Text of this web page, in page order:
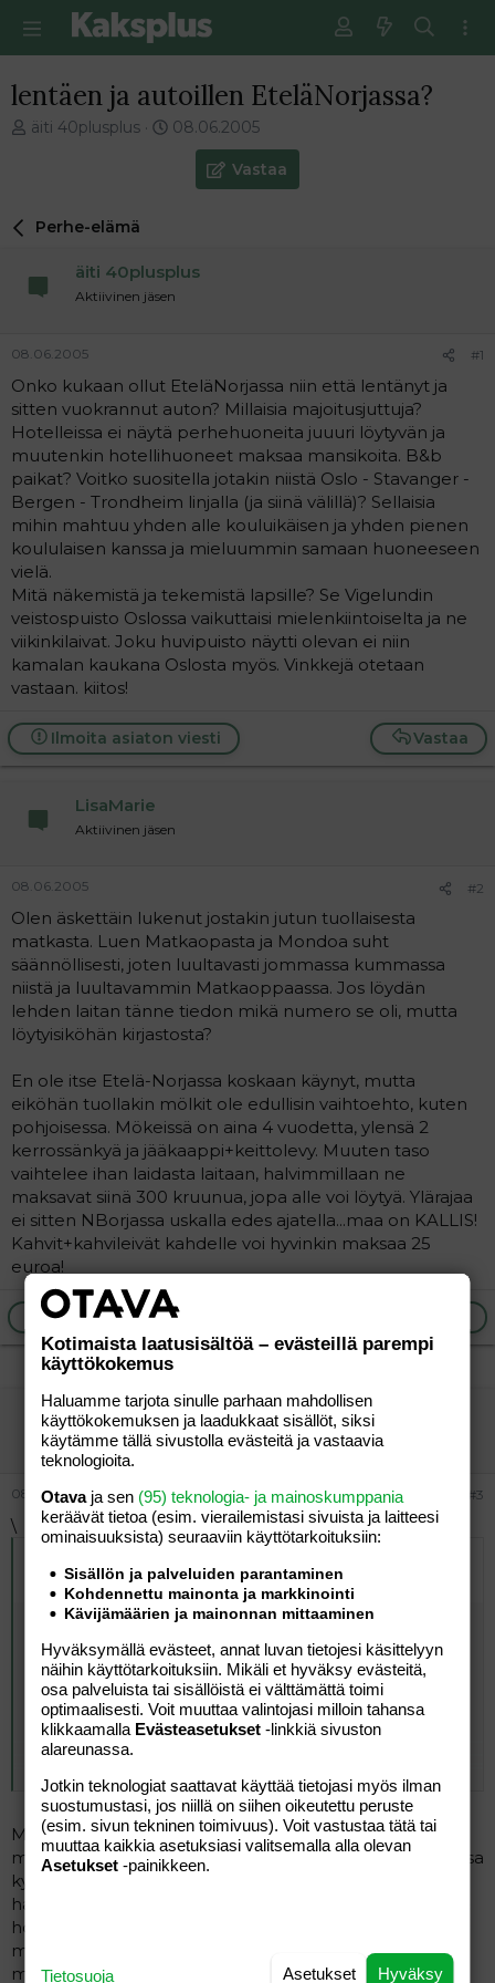
lentäen ja autoillen EteläNorjassa?
V
e
t
n
a
l
o
i
t
t
a
j
a
äiti 40plusplus
E
i
n
i
s
i
08.06.2005
Vastaa
Perhe-elämä
äiti 40plusplus
Aktiivinen jäsen
08.06.2005 #1
Onko kukaan ollut EteläNorjassa niin että lentänyt ja
sitten vuokrannut auton? Millaisia majoitusjuttuja?
Hotelleissa ei näytä perhehuoneita juuuri löytyvän ja
muutenkin hotellihuoneet maksaa mansikoita. B&b
paikat? Voitko suositella jotakin niistä Oslo - Stavanger -
Bergen - Trondheim linjalla (ja siinä välillä)? Sellaisia
mihin mahtuu yhden alle kouluikäisen ja yhden pienen
koululaisen kanssa ja mieluummin samaan huoneeseen
vielä.
Mitä näkemistä ja tekemistä lapsille? Se Vigelundin
veistospuisto Oslossa vaikuttaisi mielenkiintoiselta ja ne
viikinkilaivat. Joku huvipuisto näytti olevan ei niin
kamalan kaukana Oslosta myös. Vinkkejä otetaan
vastaan. kiitos!
Vastaa
Ilmoita asiaton viesti
LisaMarie
Aktiivinen jäsen
08.06.2005 #2
Olen äskettäin lukenut jostakin jutun tuollaisesta
matkasta. Luen Matkaopasta ja Mondoa suht
säännöllisesti, joten luultavasti jommassa kummassa
niistä ja luultavammin Matkaoppaassa. Jos löydän
lehden laitan tänne tiedon mikä numero se oli, mutta
löytyisiköhän kirjastosta?
En ole itse Etelä-Norjassa koskaan käynyt, mutta
eiköhän tuollakin mölkit ole edullisin vaihtoehto, kuten
pohjoisessa. Mökeissä on aina 4 vuodetta, ylensä 2
kerrossänkyä ja jääkaappi+keittolevy. Muuten taso
vaihtelee ihan laidasta laitaan, halvimmillaan ne
maksavat siinä 300 kruunua, jopa alle voi löytyä. Ylärajaa
ei sitten NBorjassa uskalla edes ajatella...maa on KALLIS!
Kahvit+kahvileivät kahdelle voi hyvinkin maksaa 25
euroa!
Ilmoita asiaton viesti
äiti 40plusplus
Aktiivinen jäsen
08.06.2005 #3
\
kirjoitti:
Olen äskettäin lukenut jostakin jutun tuollaisesta
matkasta. Luen Matkaopasta ja Mondoa suht
säännöllisesti, joten luultavasti jommassa kummassa
niistä ja luultavammin Matkaoppaassa. Jos löydän
lehden laitan tänne tiedon mikä numero se oli, mutta
löytyisiköhän kirjastosta?
eiköhän tuollakin mölkit ole edullisin vaihtoehto, kuten
pohjoisessa. Mökeissä on aina 4 vuodetta, ylensä 2
kerrossänkyä ja jääkaappi+keittolevy. Muuten taso
vaihtelee ihan laidasta laitaan, halvimmillaan ne
maksavat siinä 300 kruunua, jopa alle voi löytyä. Ylärajaa
Minä kyllä lähinnä bed and breakfast paikkoja enkä
mitään leirintäaluemökkeja. 300 kruunun mökki norjassa
kyllä kuulostaa kaikelta muulta kuin siltä tasolta mitä
haen. Kiitos kuitenkin vastauksestasi.
hotellimajoitusta olen katsellut ja olisin toki valmis
maksamaan 100 euroa per yö ja vähän enemmänkin
mutta kun ei noita perhehuoneita näy oleavan.
Kotimaista laatusisältöä – evästeillä parempi
käyttökokemus
Haluamme tarjota sinulle parhaan mahdollisen
käyttökokemuksen ja laadukkaat sisällöt, siksi
käytämme tällä sivustolla evästeitä ja vastaavia
teknologioita.
Otavaja sen (95) teknologia- ja mainoskumppania
keräävät tietoa (esim. vierailemis­tasi sivuista ja laitteesi
ominaisuuk­sista) seuraaviin käyttötarkoituksiin:
Sisällön ja palveluiden parantaminen
Kohdennettu mainonta ja markkinointi
Kävijämäärien ja mainonnan mittaaminen
Hyväksymällä evästeet, annat luvan tietojesi käsittelyyn
näihin käyttötarkoituksiin. Mikäli et hyväksy evästeitä,
osa palveluista tai sisällöistä ei välttämättä toimi
optimaalisesti. Voit muuttaa valintojasi milloin tahansa
klikkaamalla Evästeasetukset -linkkiä sivuston
alareunassa.
Jotkin teknologiat saattavat käyttää tietojasi myös ilman
suostumustasi, jos niillä on siihen oikeutettu peruste
(esim. sivun tekninen toimivuus). Voit vastustaa tätä tai
muuttaa kaikkia asetuksiasi valitsemalla alla olevan
Asetukset -painikkeen.
Hyväksy
Asetukset
Tietosuoja